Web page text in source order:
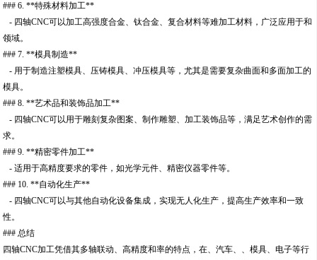
### 6. **特殊材料加工**
- 四轴CNC可以加工高强度合金、钛合金、复合材料等难加工材料，广泛应用于和
领域。
### 7. **模具制造**
- 用于制造注塑模具、压铸模具、冲压模具等，尤其是需要复杂曲面和多面加工的
模具。
### 8. **艺术品和装饰品加工**
- 四轴CNC可以用于雕刻复杂图案、制作雕塑、加工装饰品等，满足艺术创作的需
求。
### 9. **精密零件加工**
- 适用于高精度要求的零件，如光学元件、精密仪器零件等。
### 10. **自动化生产**
- 四轴CNC可以与其他自动化设备集成，实现无人化生产，提高生产效率和一致
性。
### 总结
四轴CNC加工凭借其多轴联动、高精度和率的特点，在、汽车、、模具、电子等行